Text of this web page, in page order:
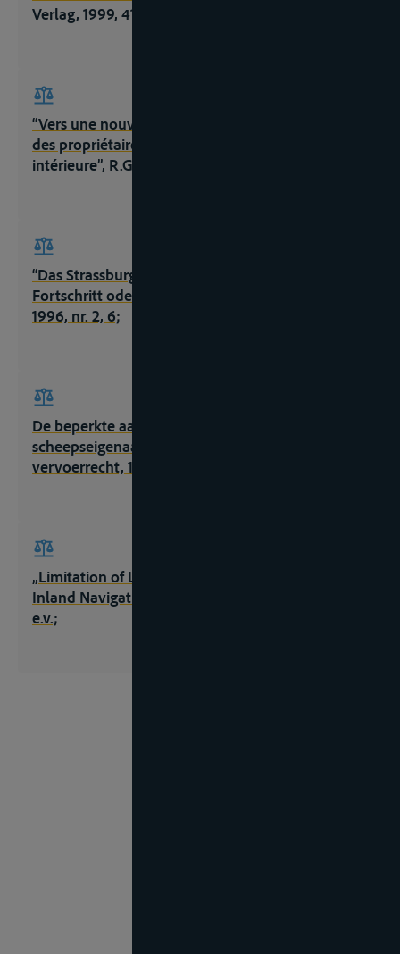
Verlag, 1999, 413p.;
“Vers une nouvelle limitation de la responsabilité
des propriétaires de bateaux de la navigation
intérieure”, R.G.A.R., 1982, nr. 10532
“Das Strassburger Übereinkommen (CLNI).
Fortschritt oder neue Belastung ?”, Wasserspiegel,
1996, nr. 2, 6;
De beperkte aansprakelijkheid van de
scheepseigenaar, Wassenaar, Teksten
vervoerrecht, 1998, 2de ed., 197p;
„Limitation of Liability in Maritime Law and in
Inland Navigation“, Il Diritto Marittimo, 1992, 981
e.v.;